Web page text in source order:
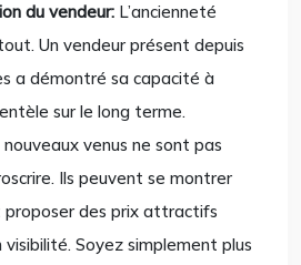
du vendeur: L’ancienneté
Un vendeur présent depuis
a démontré sa capacité à
sur le long terme.
nouveaux venus ne sont pas
Ils peuvent se montrer
des prix attractifs
visibilité. Soyez simplement plus